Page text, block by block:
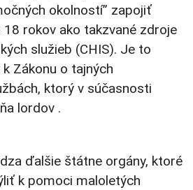
okolností” zapojiť
rokov ako takzvané zdroje
služieb (CHIS). Je to
Zákonu o tajných
ktorý v súčasnosti
lordov .
ďalšie štátne orgány, ktoré
k pomoci maloletých